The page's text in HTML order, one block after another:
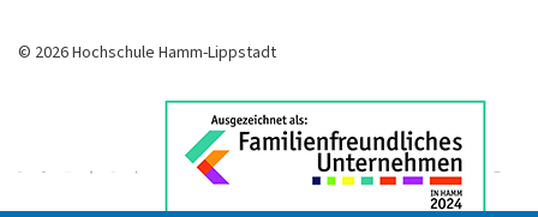
© 2026 Hochschule Hamm-Lippstadt